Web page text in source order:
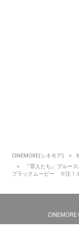
CINEMORE(シネモア)
『罪人たち』ブルー
ブラックムービー ※注！